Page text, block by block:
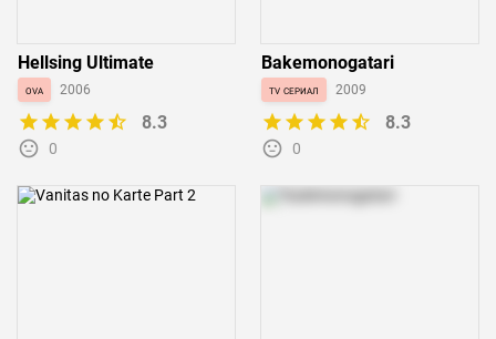
Hellsing Ultimate
ova 2006
8.3
0
Bakemonogatari
tv сериал 2009
8.3
0